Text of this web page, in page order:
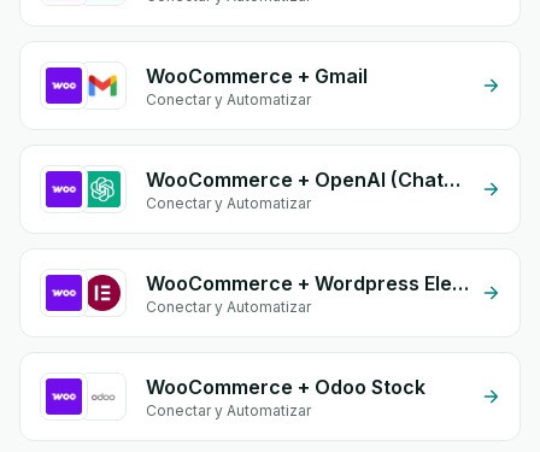
WooCommerce + Gmail
Conectar y Automatizar
WooCommerce + OpenAI (ChatGPT)
Conectar y Automatizar
WooCommerce + Wordpress Elementor
Conectar y Automatizar
WooCommerce + Odoo Stock
Conectar y Automatizar